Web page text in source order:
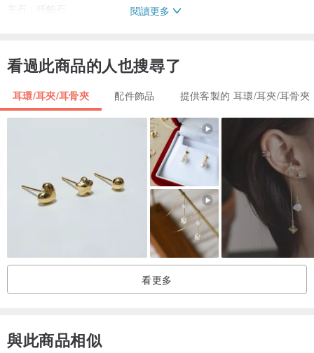
主石：托帕石
優雅純色首飾盒（非照片上），整體呈現清新優雅的高級精緻感。
| Place of origin | 產地及製造方式
| Remarks | 備註
天然石因生長條件因素關係,有些微石紋為正常現象喲！
拍攝光線關係,照片顏色與本品有些微落差,可接受在下單喲：)
包裝的首飾盒與照片不同呦，照片上只是拍照道具。
閱讀更多
看過此商品的人也搜尋了
耳環/耳夾/耳骨夾 配件飾品 提供客製的 耳環/耳夾/耳骨夾
看更多
與此商品相似